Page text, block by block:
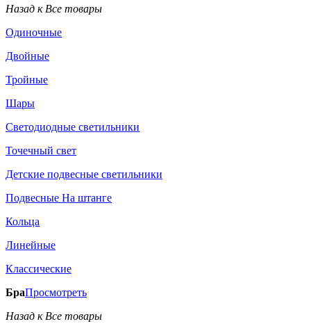
Назад к Все товары
Одиночные
Двойные
Тройные
Шары
Светодиодные светильники
Точечный свет
Детские подвесные светильники
Подвесные На штанге
Кольца
Линейные
Классические
БраПросмотреть
Назад к Все товары